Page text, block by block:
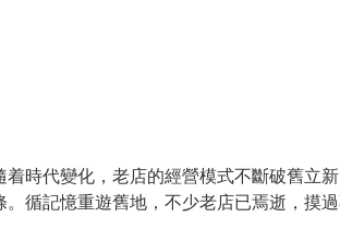
着時代變化，老店的經營模式不斷破舊立
。循記憶重遊舊地，不少老店已焉逝，摸